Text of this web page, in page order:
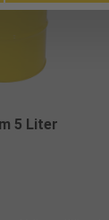
5 Liter